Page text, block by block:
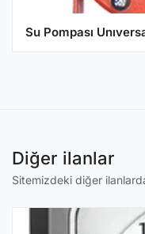
Su Pompası
Diğer ilanlar
Sitemizdeki diğer